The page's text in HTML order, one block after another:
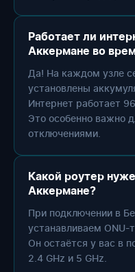
Работает ли
Аккермане во
Да! На каждом узле
установлены
Интернет работает
Это особенно важно
отключениями.
Какой роутер
Аккермане?
При подключении в
устанавливаем ONU-
Он остаётся у вас в
2.4 GHz и 5 GHz.